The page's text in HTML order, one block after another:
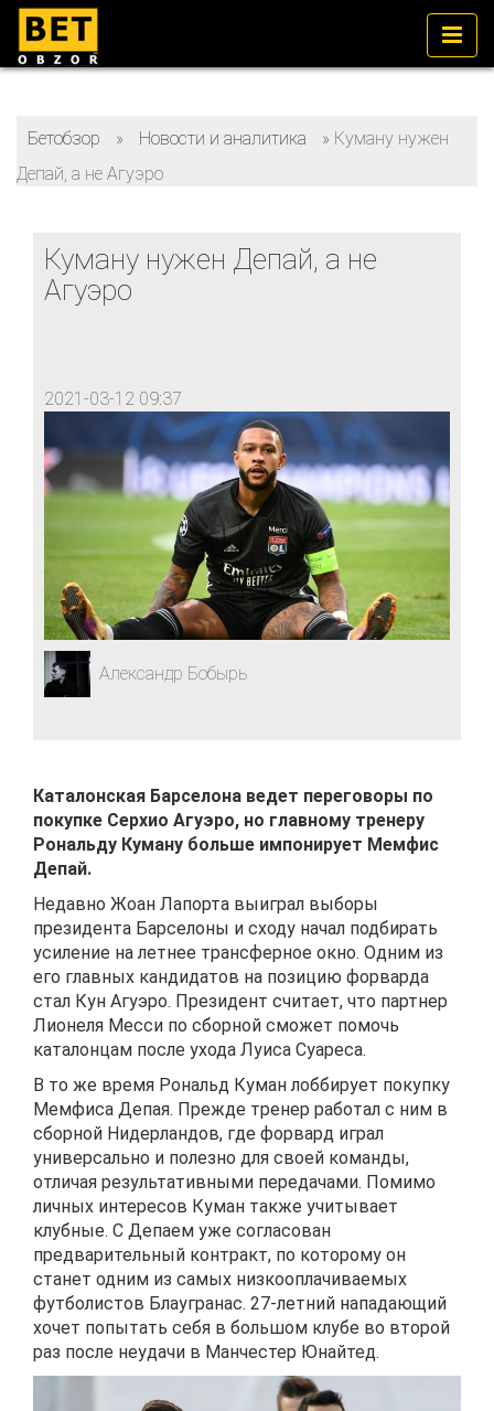
Бетобзор » Новости и аналитика » Куману нужен
Депай, а не Агуэро
Куману нужен Депай, а не
Агуэро
2021-03-12 09:37
Александр Бобырь
Каталонская Барселона ведет переговоры по
покупке Серхио Агуэро, но главному тренеру
Рональду Куману больше импонирует Мемфис
Депай.
Недавно Жоан Лапорта выиграл выборы
президента Барселоны и сходу начал подбирать
усиление на летнее трансферное окно. Одним из
его главных кандидатов на позицию форварда
стал Кун Агуэро. Президент считает, что партнер
Лионеля Месси по сборной сможет помочь
каталонцам после ухода Луиса Суареса.
В то же время Рональд Куман лоббирует покупку
Мемфиса Депая. Прежде тренер работал с ним в
сборной Нидерландов, где форвард играл
универсально и полезно для своей команды,
отличая результативными передачами. Помимо
личных интересов Куман также учитывает
клубные. С Депаем уже согласован
предварительный контракт, по которому он
станет одним из самых низкооплачиваемых
футболистов Блаугранас. 27-летний нападающий
хочет попытать себя в большом клубе во второй
раз после неудачи в Манчестер Юнайтед.